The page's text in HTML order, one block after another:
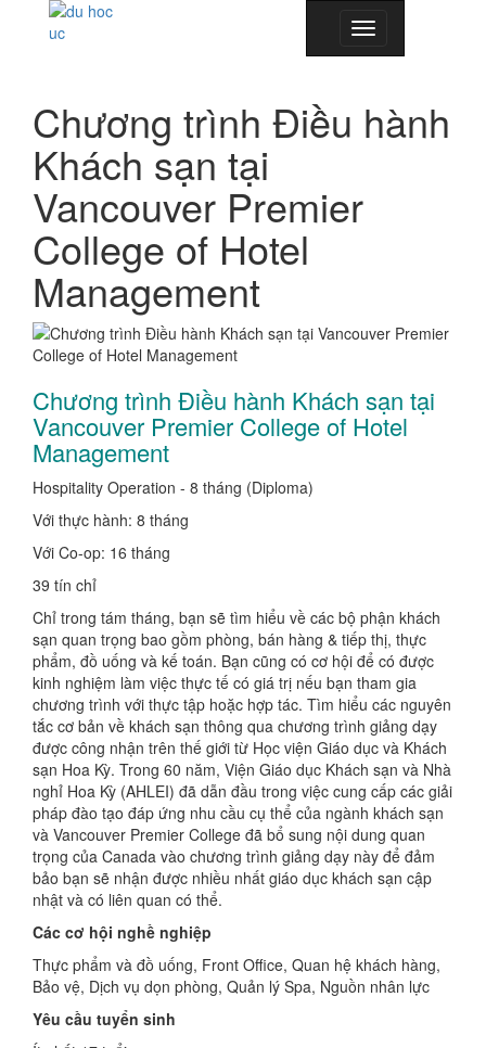
Toggle
navigation
Chương trình Điều hành
Khách sạn tại
Vancouver Premier
College of Hotel
Management
Chương trình Điều hành Khách sạn tại
Vancouver Premier College of Hotel
Management
Hospitality Operation - 8 tháng (Diploma)
Với thực hành: 8 tháng
Với Co-op: 16 tháng
39 tín chỉ
Chỉ trong tám tháng, bạn sẽ tìm hiểu về các bộ phận khách
sạn quan trọng bao gồm phòng, bán hàng & tiếp thị, thực
phẩm, đồ uống và kế toán. Bạn cũng có cơ hội để có được
kinh nghiệm làm việc thực tế có giá trị nếu bạn tham gia
chương trình với thực tập hoặc hợp tác. Tìm hiểu các nguyên
tắc cơ bản về khách sạn thông qua chương trình giảng dạy
được công nhận trên thế giới từ Học viện Giáo dục và Khách
sạn Hoa Kỳ. Trong 60 năm, Viện Giáo dục Khách sạn và Nhà
nghỉ Hoa Kỳ (AHLEI) đã dẫn đầu trong việc cung cấp các giải
pháp đào tạo đáp ứng nhu cầu cụ thể của ngành khách sạn
và Vancouver Premier College đã bổ sung nội dung quan
trọng của Canada vào chương trình giảng dạy này để đảm
bảo bạn sẽ nhận được nhiều nhất giáo dục khách sạn cập
nhật và có liên quan có thể.
Các cơ hội nghề nghiệp
Thực phẩm và đồ uống, Front Office, Quan hệ khách hàng,
Bảo vệ, Dịch vụ dọn phòng, Quản lý Spa, Nguồn nhân lực
Yêu cầu tuyển sinh